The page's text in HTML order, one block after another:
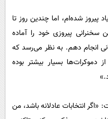
پیروز شده‌ام، اما چندین روز تا
پیروزی خود را آماده
انجام دهم. به نظر می‌رسد که
دموکرات‌ها بسیار بیشتر بوده
انتخابات عادلانه باشد، من